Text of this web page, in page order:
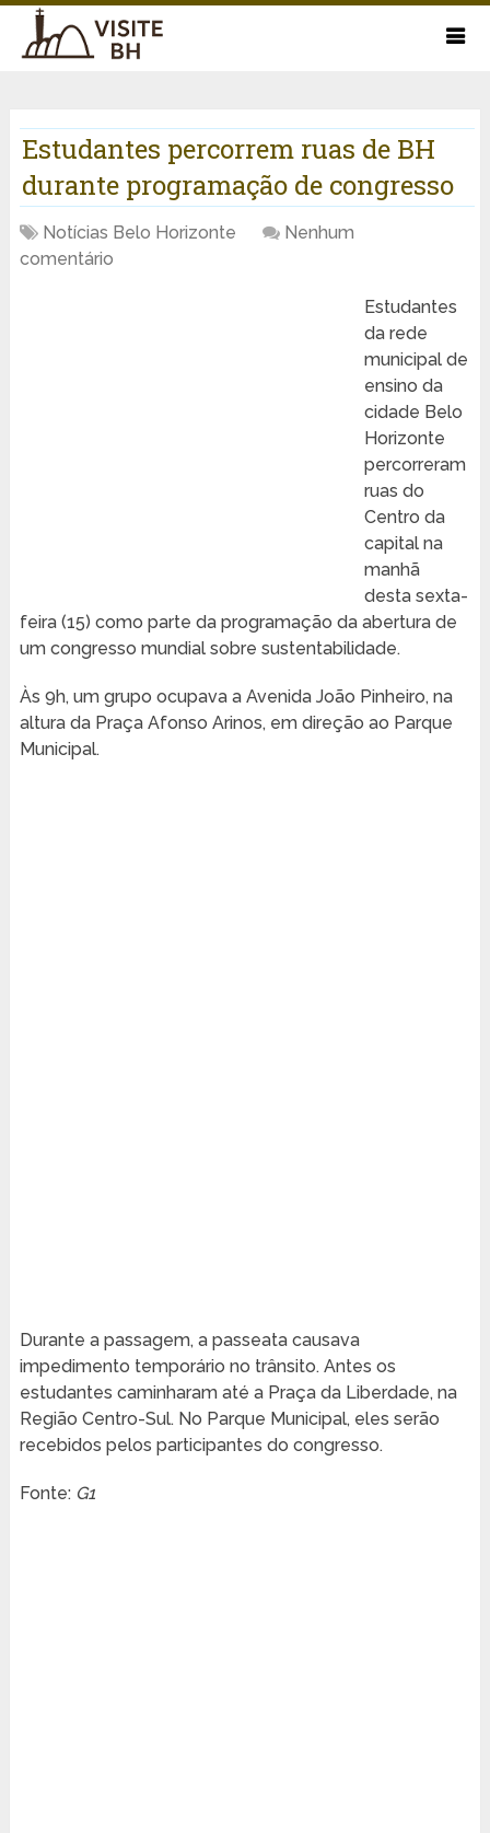
Estudantes percorrem ruas de BH
durante programação de congresso
Notícias Belo Horizonte
Nenhum
comentário
Estudantes
da rede
municipal de
ensino da
cidade Belo
Horizonte
percorreram
ruas do
Centro da
capital na
manhã
desta sexta-
feira (15) como parte da programação da abertura de
um congresso mundial sobre sustentabilidade.
Às 9h, um grupo ocupava a Avenida João Pinheiro, na
altura da Praça Afonso Arinos, em direção ao Parque
Municipal.
Durante a passagem, a passeata causava
impedimento temporário no trânsito. Antes os
estudantes caminharam até a Praça da Liberdade, na
Região Centro-Sul. No Parque Municipal, eles serão
recebidos pelos participantes do congresso.
Fonte: G1